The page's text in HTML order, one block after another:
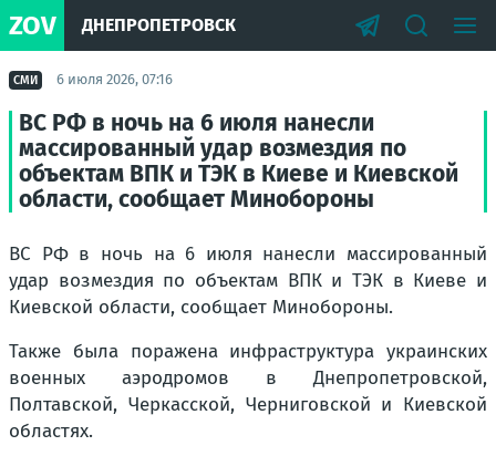
ZOV ДНЕПРОПЕТРОВСК
СМИ 6 июля 2026, 07:16
ВС РФ в ночь на 6 июля нанесли
массированный удар возмездия по
объектам ВПК и ТЭК в Киеве и Киевской
области, сообщает Минобороны
ВС РФ в ночь на 6 июля нанесли массированный
удар возмездия по объектам ВПК и ТЭК в Киеве и
Киевской области, сообщает Минобороны.
Также была поражена инфраструктура украинских
военных аэродромов в Днепропетровской,
Полтавской, Черкасской, Черниговской и Киевской
областях.